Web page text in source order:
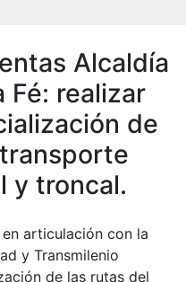
Alcaldía
Fé: realizar
de
y troncal.
articulación con la
y Transmilenio
de las rutas del